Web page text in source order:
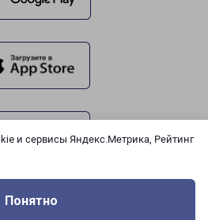
и сервисы Яндекс.Метрика, Рейтинг
Понятно